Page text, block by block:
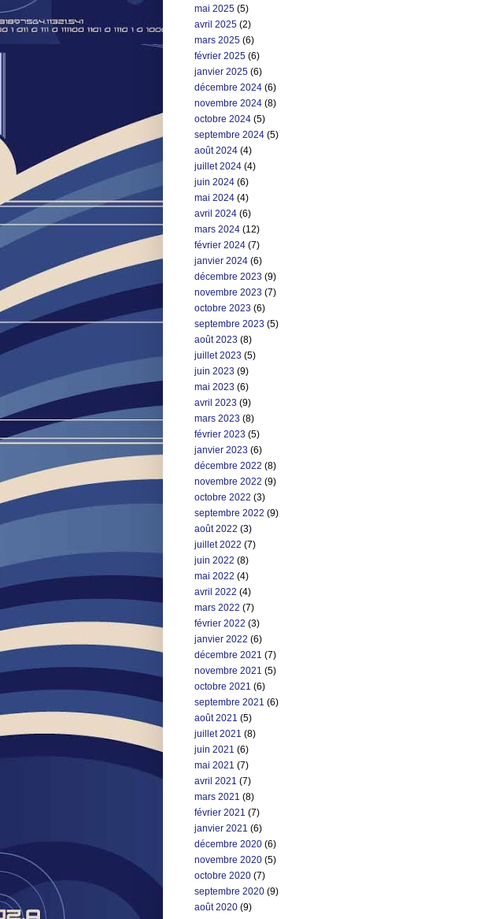
mai 2025 (5)
avril 2025 (2)
mars 2025 (6)
février 2025 (6)
janvier 2025 (6)
décembre 2024 (6)
novembre 2024 (8)
octobre 2024 (5)
septembre 2024 (5)
août 2024 (4)
juillet 2024 (4)
juin 2024 (6)
mai 2024 (4)
avril 2024 (6)
mars 2024 (12)
février 2024 (7)
janvier 2024 (6)
décembre 2023 (9)
novembre 2023 (7)
octobre 2023 (6)
septembre 2023 (5)
août 2023 (8)
juillet 2023 (5)
juin 2023 (9)
mai 2023 (6)
avril 2023 (9)
mars 2023 (8)
février 2023 (5)
janvier 2023 (6)
décembre 2022 (8)
novembre 2022 (9)
octobre 2022 (3)
septembre 2022 (9)
août 2022 (3)
juillet 2022 (7)
juin 2022 (8)
mai 2022 (4)
avril 2022 (4)
mars 2022 (7)
février 2022 (3)
janvier 2022 (6)
décembre 2021 (7)
novembre 2021 (5)
octobre 2021 (6)
septembre 2021 (6)
août 2021 (5)
juillet 2021 (8)
juin 2021 (6)
mai 2021 (7)
avril 2021 (7)
mars 2021 (8)
février 2021 (7)
janvier 2021 (6)
décembre 2020 (6)
novembre 2020 (5)
octobre 2020 (7)
septembre 2020 (9)
août 2020 (9)